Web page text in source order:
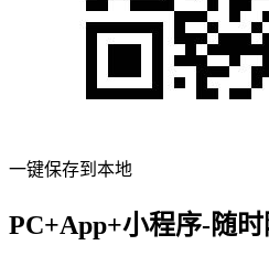
一键保存到本地
PC+App+小程序-随